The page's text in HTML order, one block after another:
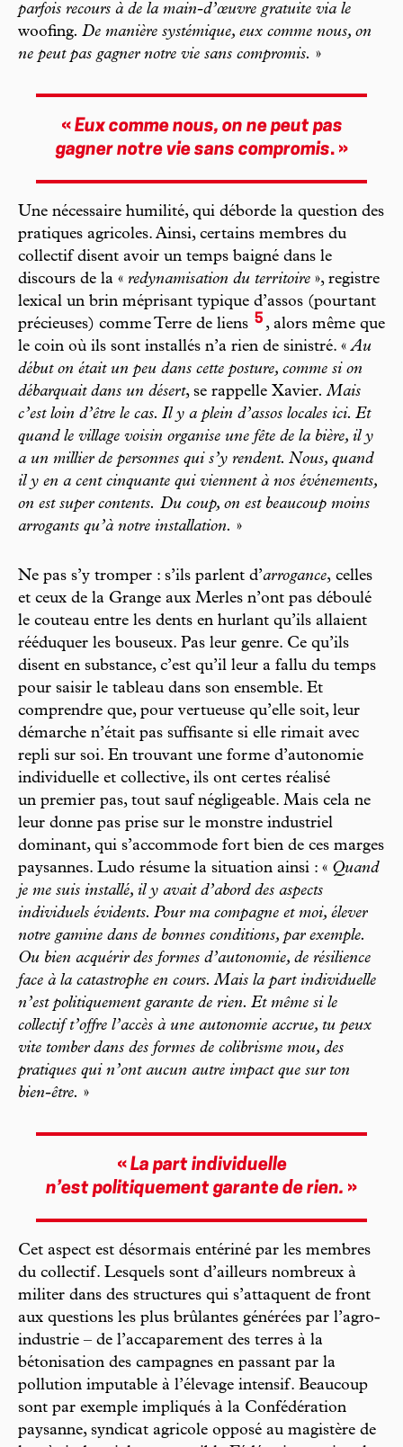
parfois recours à de la main-d’œuvre gratuite via le
woofing. De manière systémique, eux comme nous, on
ne peut pas gagner notre vie sans compromis. »
« Eux comme nous, on ne peut pas
gagner notre vie sans compromis. »
Une nécessaire humilité, qui déborde la question des
pratiques agricoles. Ainsi, certains membres du
collectif disent avoir un temps baigné dans le
discours de la « redynamisation du territoire », registre
lexical un brin méprisant typique d’assos (pourtant
précieuses) comme Terre de liens 5 , alors même que
le coin où ils sont ­installés n’a rien de sinistré. «Au
début on était un peu dans cette posture, comme si on
débarquait dans un désert, se rappelle Xavier. Mais
c’est loin d’être le cas. Il y a plein d’assos locales ici. Et
quand le village voisin organise une fête de la bière, il y
a un millier de personnes qui s’y rendent. Nous, quand
il y en a cent cinquante qui viennent à nos événements,
on est super contents. Du coup, on est beaucoup moins
arrogants qu’à notre installation. »
Ne pas s’y tromper : s’ils parlent d’arrogance, celles
et ceux de la Grange aux Merles n’ont pas déboulé
le couteau entre les dents en hurlant qu’ils allaient
rééduquer les bouseux. Pas leur genre. Ce qu’ils
disent en substance, c’est qu’il leur a fallu du temps
pour saisir le tableau dans son ensemble. Et
comprendre que, pour vertueuse qu’elle soit, leur
démarche n’était pas suffisante si elle rimait avec
repli sur soi. En trouvant une forme d’autonomie
individuelle et collective, ils ont certes réalisé
un premier pas, tout sauf négligeable. Mais cela ne
leur donne pas prise sur le monstre industriel
dominant, qui s’accommode fort bien de ces marges
paysannes. Ludo résume la situation ainsi : « Quand
je me suis installé, il y avait d’abord des aspects
individuels évidents. Pour ma compagne et moi, élever
notre gamine dans de bonnes conditions, par exemple.
Ou bien acquérir des formes d’autonomie, de résilience
face à la catastrophe en cours. Mais la part individuelle
n’est politiquement garante de rien. Et même si le
collectif t’offre l’accès à une autonomie accrue, tu peux
vite tomber dans des formes de colibrisme mou, des
pratiques qui n’ont aucun autre impact que sur ton
bien-être. »
« La part individuelle
n’est politiquement garante de rien. »
Cet aspect est désormais entériné par les membres
du collectif. Lesquels sont d’ailleurs nombreux à
militer dans des structures qui s’attaquent de front
aux questions les plus brûlantes générées par l’agro-
industrie – de l’accaparement des terres à la
bétonisation des campagnes en passant par la
pollution imputable à l’élevage intensif. Beaucoup
sont par exemple impliqués à la Confédération
paysanne, syndicat agricole opposé au magistère de